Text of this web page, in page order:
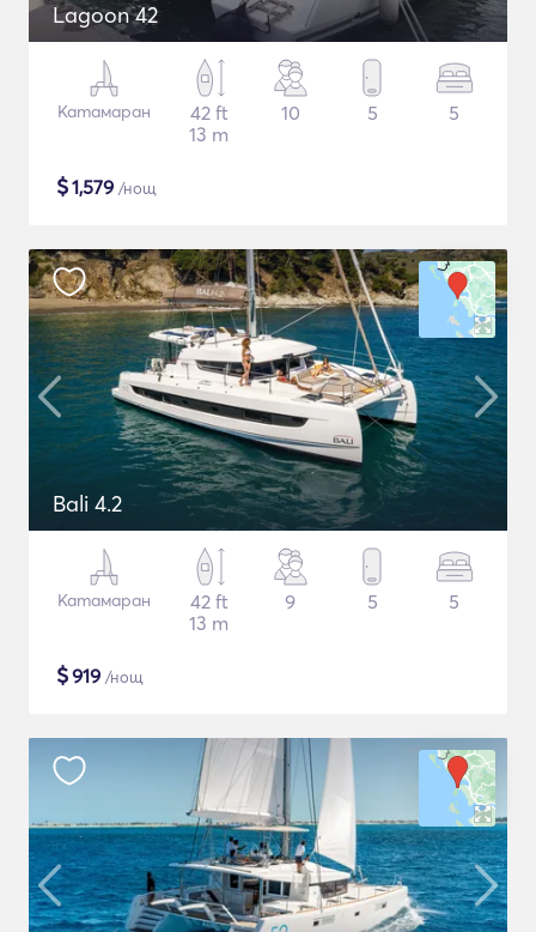
Lagoon 42
Катамаран
42 ft
13 m
10 5 5
$1,579 /нощ
Bali 4.2
Катамаран
42 ft
13 m
9 5 5
$919 /нощ